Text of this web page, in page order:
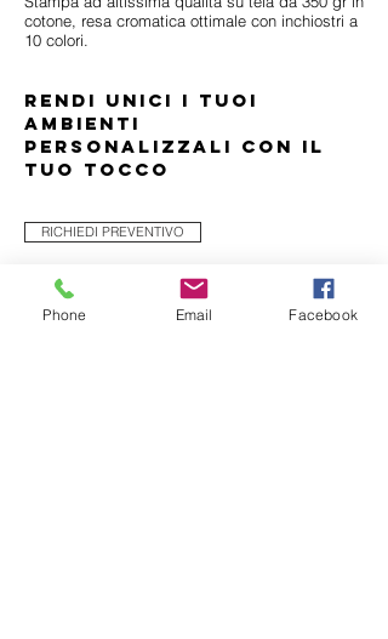
cotone, resa cromatica ottimale con inchiostri a
10 colori.
RENDI UNICI I TUOI
AMBIENTI
PERSONALIZZALI CON IL
TUO TOCCO
RICHIEDI PREVENTIVO
STAMPACO OI
Phone Email Facebook